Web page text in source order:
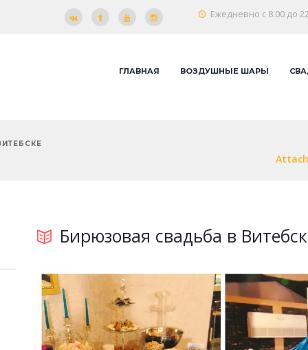
Ежедневно с 8.00 до
ГЛАВНАЯ ВОЗДУШНЫЕ ШАРЫ
Бирюзовая свадьба в